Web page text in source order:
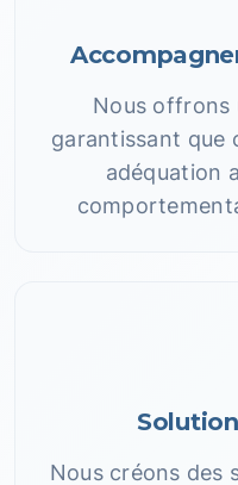
Nous offrons
garantissant que
adéquation
Nous créons des